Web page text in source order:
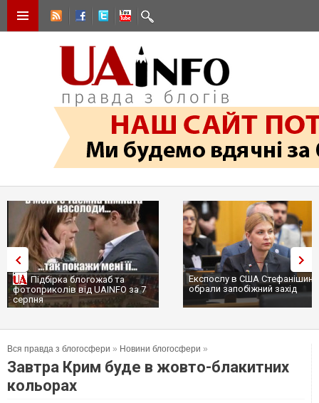
Підбірка блогожаб та
фотоприколів від UAINFO за 7
серпня
Експослу в США
обрали запобіжний захід
Вся правда з блогосфери » Новини блогосфери »
Завтра Крим буде в жовто-блакитних
кольорах